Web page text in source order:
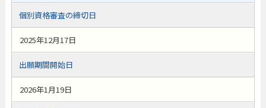
個別資格審査の締切日
2025年12月17日
出願期間開始日
2026年1月19日